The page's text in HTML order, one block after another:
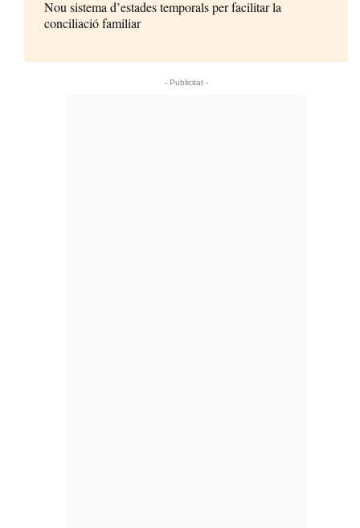
Nou sistema d’estades temporals per facilitar la
conciliació familiar
- Publicitat -